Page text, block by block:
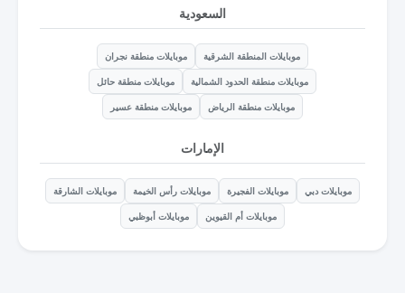
السعودية
موبايلات المنطقة الشرقية
موبايلات منطقة نجران
موبايلات منطقة الحدود الشمالية
موبايلات منطقة حائل
موبايلات منطقة الرياض
موبايلات منطقة عسير
الإمارات
موبايلات دبي موبايلات الفجيرة موبايلات رأس الخيمة
موبايلات الشارقة
موبايلات أم القيوين
موبايلات أبوظبي